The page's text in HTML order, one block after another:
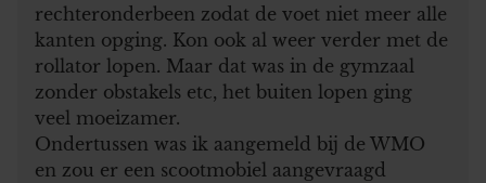
rechteronderbeen zodat de voet niet meer alle
kanten opging. Kon ook al weer verder met de
rollator lopen. Maar dat was in de gymzaal
zonder obstakels etc, het buiten lopen ging
veel moeizamer.
Ondertussen was ik aangemeld bij de WMO
en zou er een scootmobiel aangevraagd